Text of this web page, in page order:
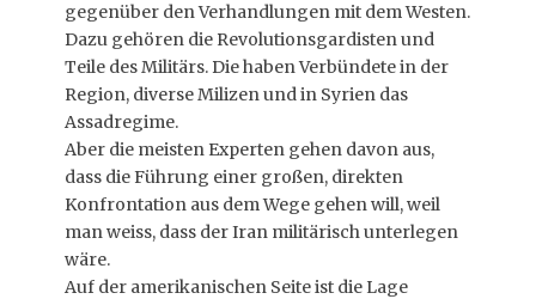
gegenüber den Verhandlungen mit dem Westen.
Dazu gehören die Revolutionsgardisten und
Teile des Militärs. Die haben Verbündete in der
Region, diverse Milizen und in Syrien das
Assadregime.
Aber die meisten Experten gehen davon aus,
dass die Führung einer großen, direkten
Konfrontation aus dem Wege gehen will, weil
man weiss, dass der Iran militärisch unterlegen
wäre.
Auf der amerikanischen Seite ist die Lage